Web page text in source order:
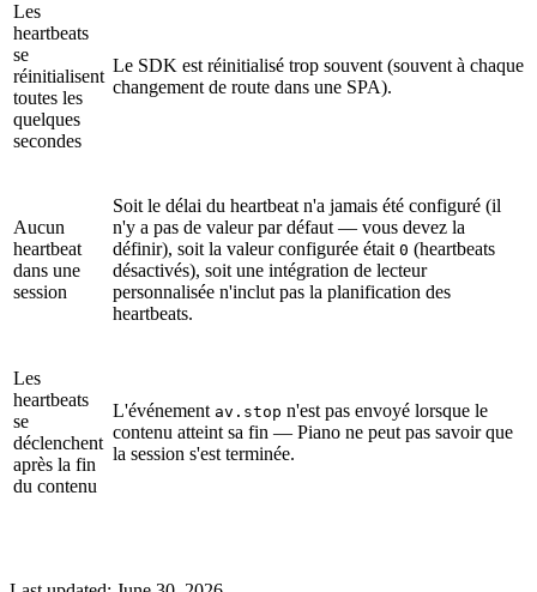
Les
heartbeats
se
réinitialisent
toutes les
quelques
secondes
Le SDK est réinitialisé trop souvent (souvent à chaque
changement de route dans une SPA).
Aucun
heartbeat
dans une
session
Soit le délai du heartbeat n'a jamais été configuré (il
n'y a pas de valeur par défaut — vous devez la
définir), soit la valeur configurée était 0 (heartbeats
désactivés), soit une intégration de lecteur
personnalisée n'inclut pas la planification des
heartbeats.
Les
heartbeats
se
déclenchent
après la fin
du contenu
L'événement av.stop n'est pas envoyé lorsque le
contenu atteint sa fin — Piano ne peut pas savoir que
la session s'est terminée.